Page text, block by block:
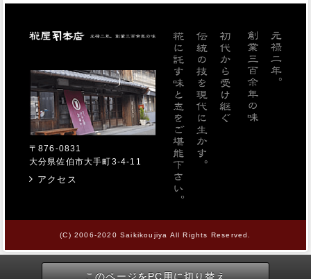
糀屋本店
〒876-0831
大分県佐伯市大手町3-4-11
アクセス
(C) 2006-2020 Saikikoujiya All Rights Reserved.
このページをPC用に切り替え